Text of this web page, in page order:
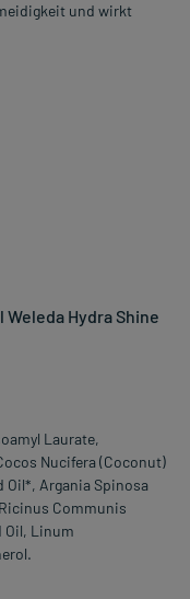
und wirkt
Hydra Shine
Laurate,
Nucifera (Coconut)
Oil*, Argania Spinosa
Communis
Oil, Linum